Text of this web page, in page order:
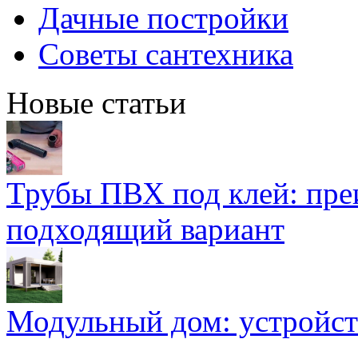
Дачные постройки
Советы сантехника
Новые статьи
Трубы ПВХ под клей:
подходящий вариант
Модульный дом: